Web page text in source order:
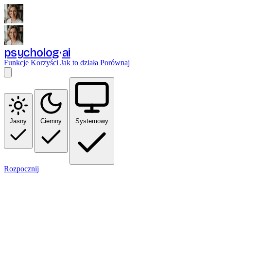
psycholog ai
Funkcje Korzyści Jak to działa Porównaj
Jasny Ciemny Systemowy
Rozpocznij